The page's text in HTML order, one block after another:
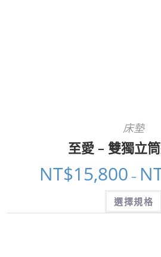
床墊
至愛 – 雙獨立
NT$15,800 –
選擇規格